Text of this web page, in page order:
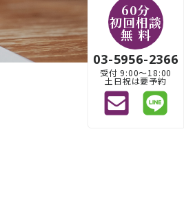
60分
初回相談
無 料
03-5956-2366
受付 9:00〜18:00
土日祝は要予約